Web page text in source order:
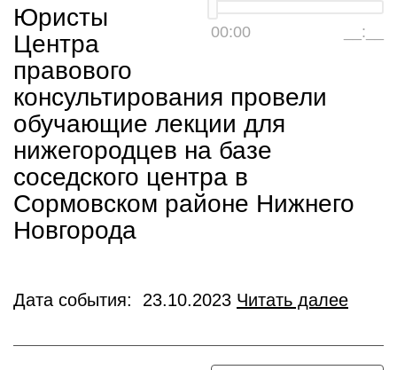
00:00 __:__
Юристы
Центра
правового
консультирования провели
обучающие лекции для
нижегородцев на базе
соседского центра в
Сормовском районе Нижнего
Новгорода
Дата события: 23.10.2023 Читать далее